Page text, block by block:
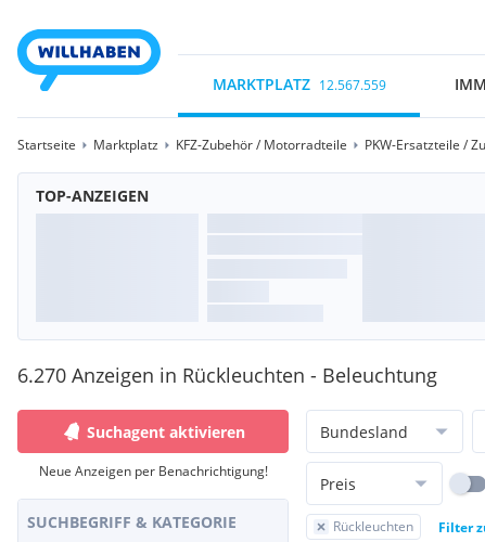
MARKTPLATZ 12.567.559
Startseite Marktplatz KFZ-Zubehör / Motorradteile PKW-Ersatzteile /
TOP-ANZEIGEN
6.270 Anzeigen in Rückleuchten - Beleuchtung
Suchagent aktivieren
Neue Anzeigen per Benachrichtigung!
SUCHBEGRIFF & KATEGORIE
Bundesland
Preis
Rückleuchten Filter